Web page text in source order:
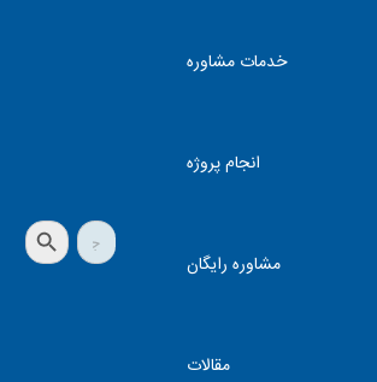
خدمات مشاوره
انجام پروژه
مشاوره رایگان
مقالات
جستجو
برای:
دکمه جستجو